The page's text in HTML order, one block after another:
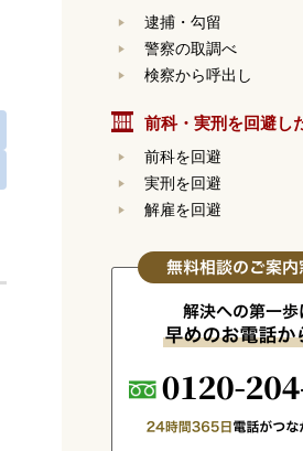
逮捕・勾留
警察の取調べ
検察から呼出し
前科・実刑を回避し
前科を回避
実刑を回避
解雇を回避